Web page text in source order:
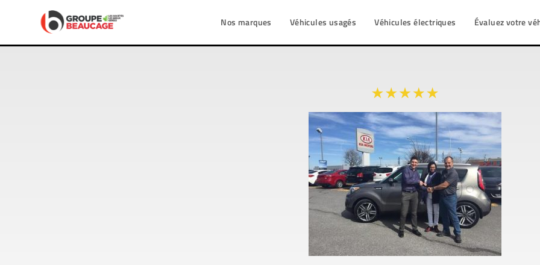
Nos marques Véhicules usagés Véhicules électriques Évaluez votre